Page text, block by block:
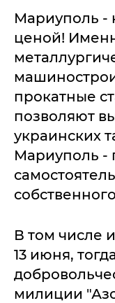
Мариуполь -
ценой!
прокатные
позволяют
украинских
Мариуполь -
В том числе
13 июня,
милиции